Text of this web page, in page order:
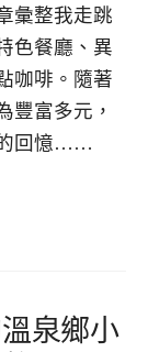
彙整我走跳
色餐廳、異
咖啡。隨著
豐富多元，
的回憶……
泉鄉小